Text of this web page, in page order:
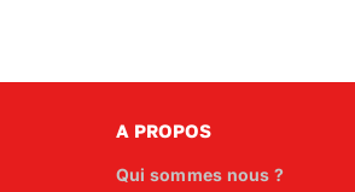
A PROPOS
Qui sommes nous ?